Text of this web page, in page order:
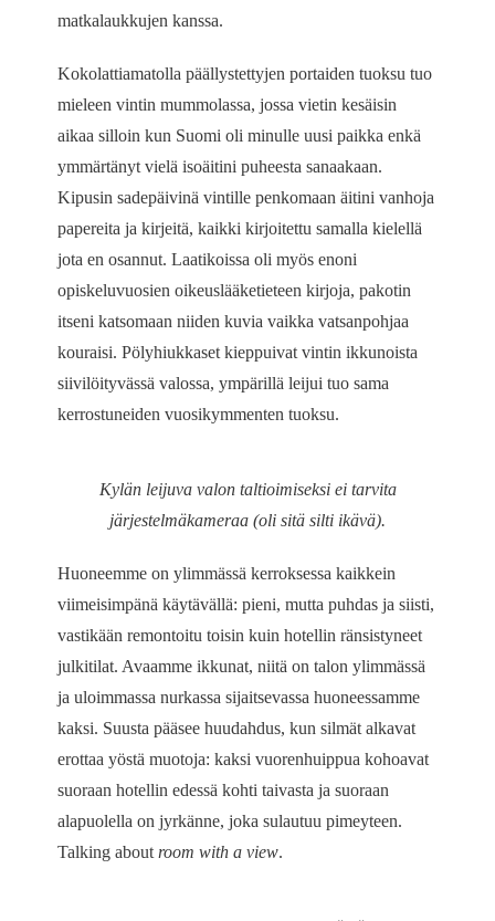
matkalaukkujen kanssa.
Kokolattiamatolla päällystettyjen portaiden tuoksu tuo
mieleen vintin mummolassa, jossa vietin kesäisin
aikaa silloin kun Suomi oli minulle uusi paikka enkä
ymmärtänyt vielä isoäitini puheesta sanaakaan.
Kipusin sadepäivinä vintille penkomaan äitini vanhoja
papereita ja kirjeitä, kaikki kirjoitettu samalla kielellä
jota en osannut. Laatikoissa oli myös enoni
opiskeluvuosien oikeuslääketieteen kirjoja, pakotin
itseni katsomaan niiden kuvia vaikka vatsanpohjaa
kouraisi. Pölyhiukkaset kieppuivat vintin ikkunoista
siivilöityvässä valossa, ympärillä leijui tuo sama
kerrostuneiden vuosikymmenten tuoksu.
Kylän leijuva valon taltioimiseksi ei tarvita
järjestelmäkameraa (oli sitä silti ikävä).
Huoneemme on ylimmässä kerroksessa kaikkein
viimeisimpänä käytävällä: pieni, mutta puhdas ja siisti,
vastikään remontoitu toisin kuin hotellin ränsistyneet
julkitilat. Avaamme ikkunat, niitä on talon ylimmässä
ja uloimmassa nurkassa sijaitsevassa huoneessamme
kaksi. Suusta pääsee huudahdus, kun silmät alkavat
erottaa yöstä muotoja: kaksi vuorenhuippua kohoavat
suoraan hotellin edessä kohti taivasta ja suoraan
alapuolella on jyrkänne, joka sulautuu pimeyteen.
Talking about room with a view.